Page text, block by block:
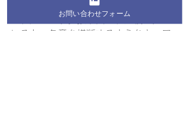
全員分のまとめを壁に張り出してみる
と、圧巻です。張り出された紙を見て
いると、各章を横断するようなキーワ
お問い合わせフォーム